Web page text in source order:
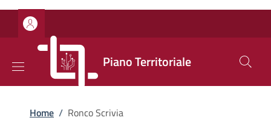
Salta al contenuto principale
Skip to footer content
Piano Territoriale
Briciole di pane
Home / Ronco Scrivia